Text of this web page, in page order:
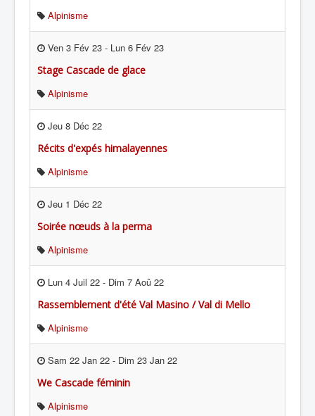
Alpinisme
Ven 3 Fév 23 - Lun 6 Fév 23
Stage Cascade de glace
Alpinisme
Jeu 8 Déc 22
Récits d'expés himalayennes
Alpinisme
Jeu 1 Déc 22
Soirée nœuds à la perma
Alpinisme
Lun 4 Juil 22 - Dim 7 Aoû 22
Rassemblement d'été Val Masino / Val di Mello
Alpinisme
Sam 22 Jan 22 - Dim 23 Jan 22
We Cascade féminin
Alpinisme